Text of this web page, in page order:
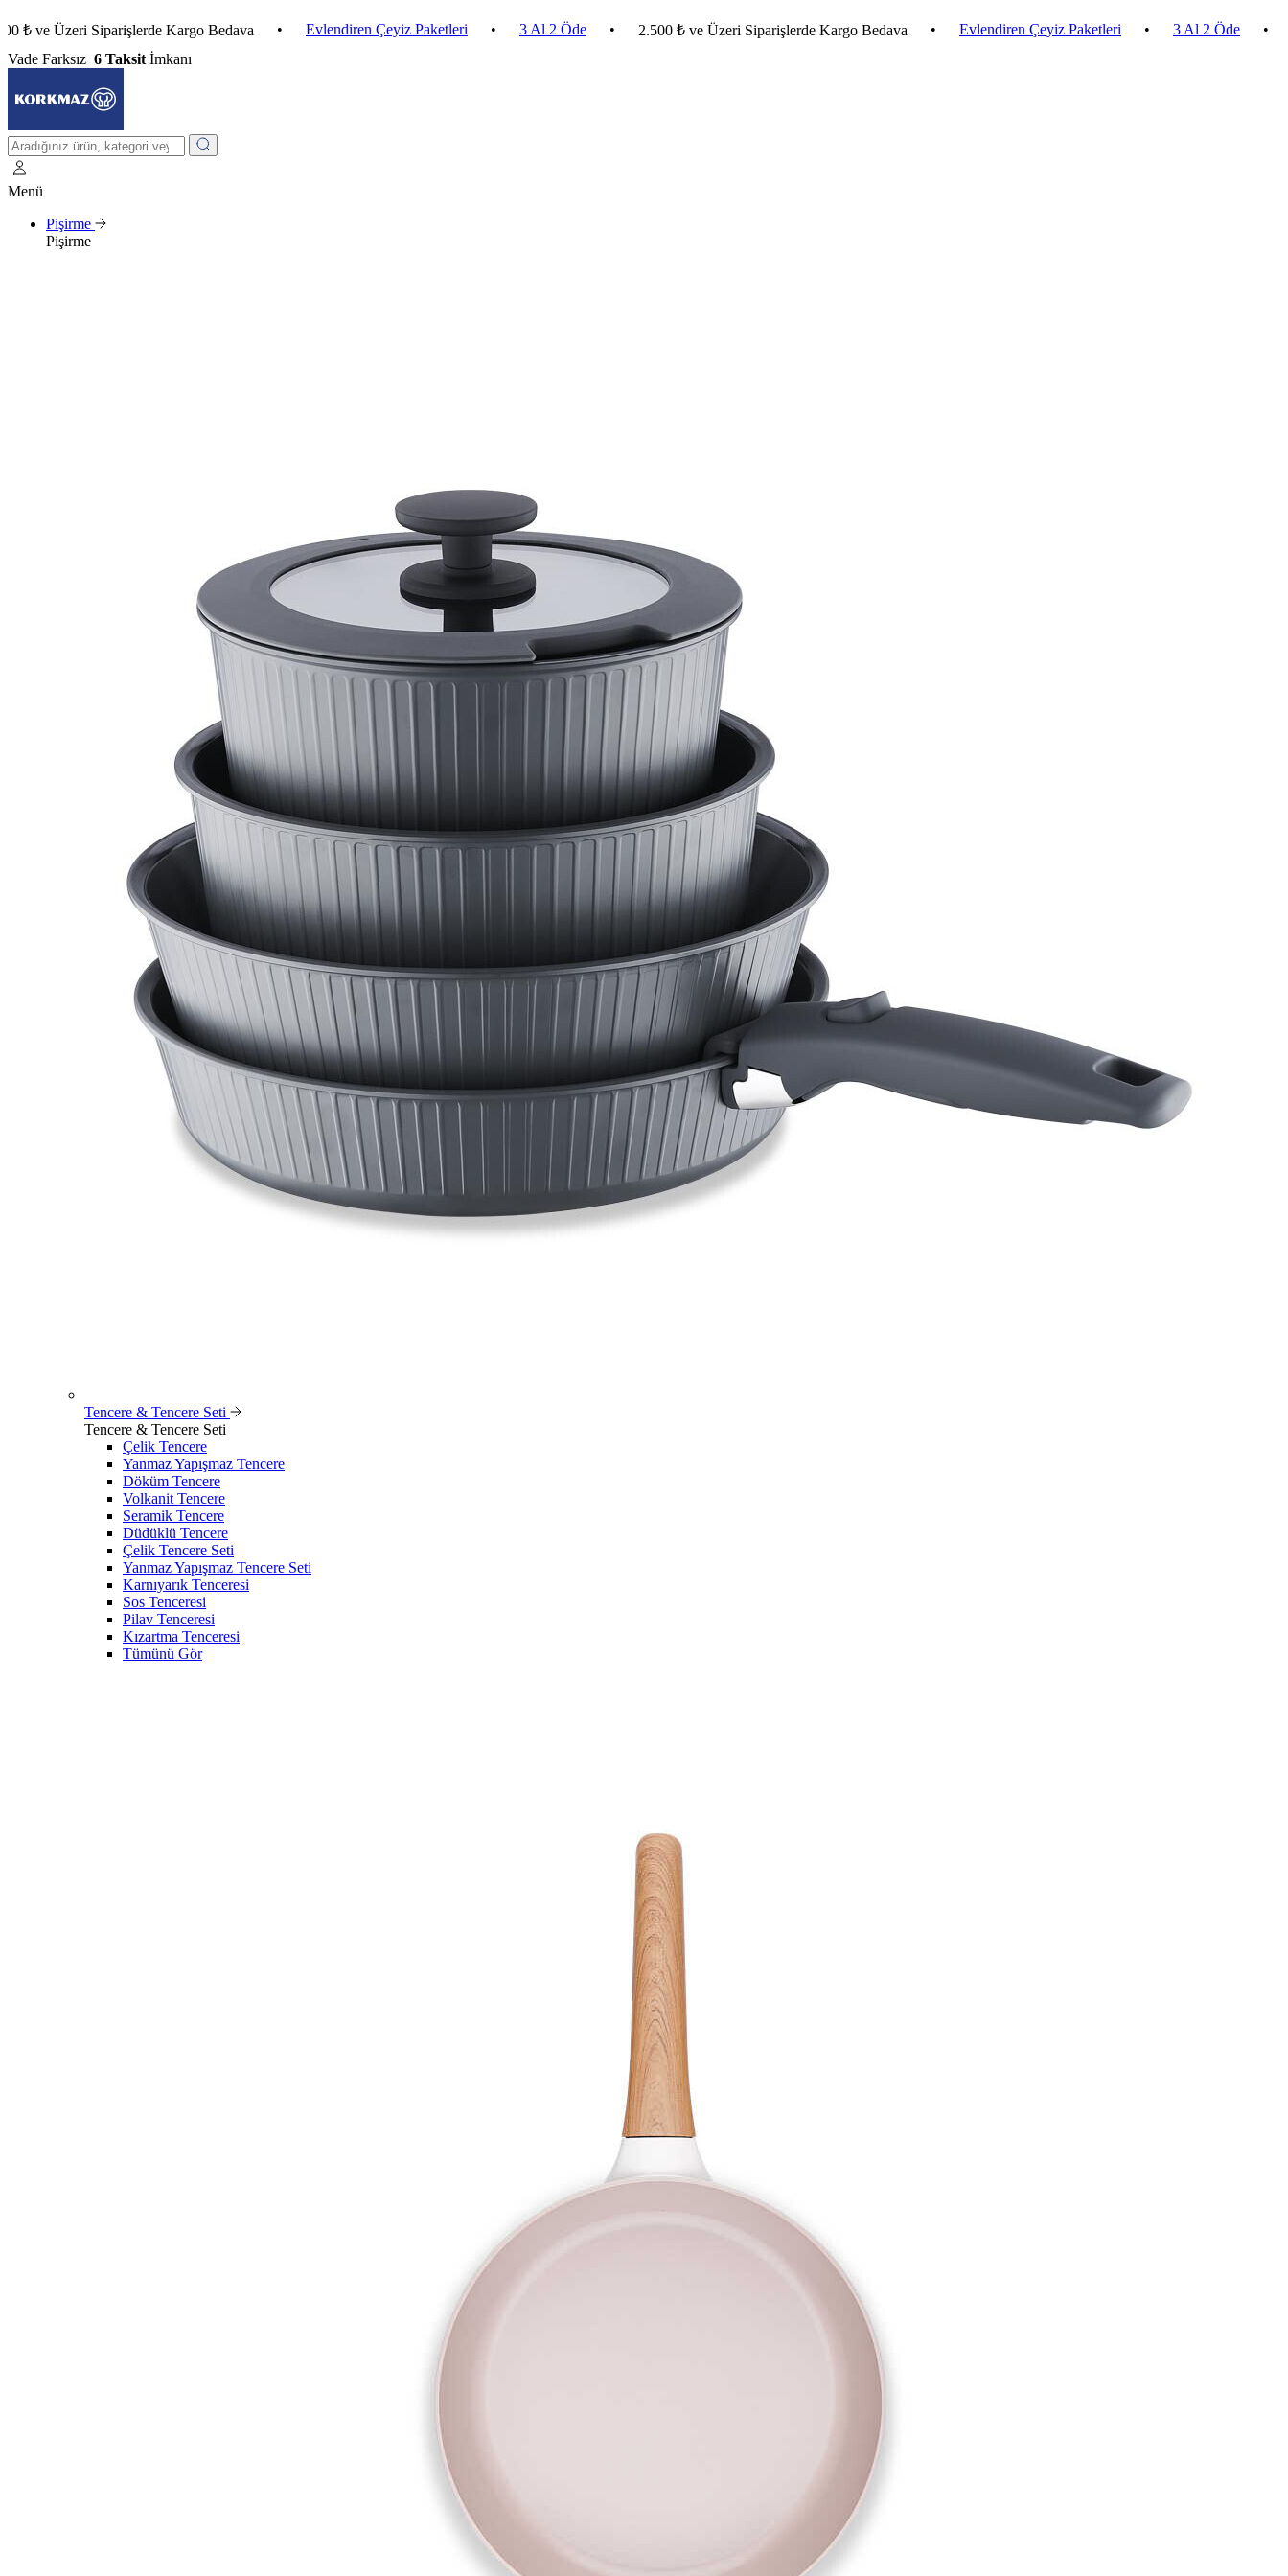
Siparişlerde Kargo Bedava • Evlendiren Çeyiz Paketleri • 3 Al 2 Öde • 2.500 ₺ ve Üzeri Siparişlerde Kargo Bedava • Evlendiren Çeyiz Paketleri • 3 Al 2 Öde •
2.500
Vade Farksız 6 Taksit İmkanı
Menü
Pişirme
Pişirme
Tencere & Tencere Seti
Tencere & Tencere Seti
Çelik Tencere
Yanmaz Yapışmaz Tencere
Döküm Tencere
Volkanit Tencere
Seramik Tencere
Düdüklü Tencere
Çelik Tencere Seti
Yanmaz Yapışmaz Tencere Seti
Karnıyarık Tenceresi
Sos Tenceresi
Pilav Tenceresi
Kızartma Tenceresi
Tümünü Gör